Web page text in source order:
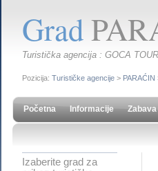
Grad
Turistička agencija : GOCA
Pozicija: Turističke agencije > PARAĆIN
Početna Informacije Zabava
Izaberite grad za